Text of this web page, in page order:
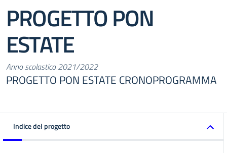
PROGETTO PON
ESTATE
Anno scolastico 2021/2022
PROGETTO PON ESTATE CRONOPROGRAMMA
Indice del progetto